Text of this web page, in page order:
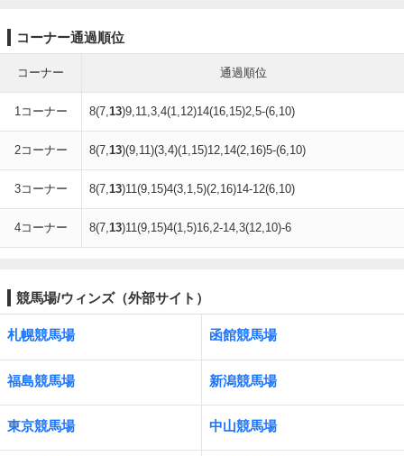
コーナー通過順位
コーナー 通過順位
1コーナー 8(7,13)9,11,3,4(1,12)14(16,15)2,5-(6,10)
2コーナー 8(7,13)(9,11)(3,4)(1,15)12,14(2,16)5-(6,10)
3コーナー 8(7,13)11(9,15)4(3,1,5)(2,16)14-12(6,10)
4コーナー 8(7,13)11(9,15)4(1,5)16,2-14,3(12,10)-6
競馬場/ウィンズ（外部サイト）
札幌競馬場 函館競馬場
福島競馬場 新潟競馬場
東京競馬場 中山競馬場